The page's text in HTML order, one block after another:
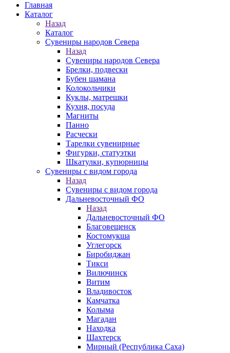
Главная
Каталог
Назад
Каталог
Сувениры народов Севера
Назад
Сувениры народов Севера
Брелки, подвески
Бубен шамана
Колокольчики
Куклы, матрешки
Кухня, посуда
Магниты
Панно
Расчески
Тарелки сувенирные
Фигурки, статуэтки
Шкатулки, купюрницы
Сувениры с видом города
Назад
Сувениры с видом города
Дальневосточный ФО
Назад
Дальневосточный ФО
Благовещенск
Костомукша
Углегорск
Биробиджан
Тикси
Вилючинск
Витим
Владивосток
Камчатка
Колыма
Магадан
Находка
Шахтерск
Мирный (Республика Саха)